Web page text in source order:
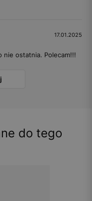
17.01.2025
nie ostatnia. Polecam!!!
do tego